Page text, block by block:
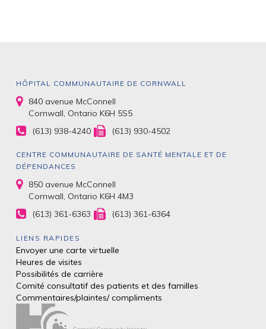
HÔPITAL COMMUNAUTAIRE DE CORNWALL
840 avenue McConnell
Cornwall, Ontario K6H 5S5
(613) 938-4240
(613) 930-4502
CENTRE COMMUNAUTAIRE DE SANTÉ MENTALE ET DE
DÉPENDANCES
850 avenue McConnell
Cornwall, Ontario K6H 4M3
(613) 361-6363
(613) 361-6364
LIENS RAPIDES
Envoyer une carte virtuelle
Heures de visites
Possibilités de carrière
Comité consultatif des patients et des familles
Commentaires/plaintes/compliments